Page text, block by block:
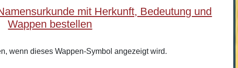
mit Herkunft, Bedeutung und
Wappen bestellen
wenn dieses Wappen-Symbol angezeigt wird.